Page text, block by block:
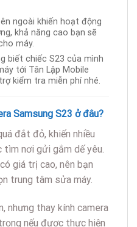
ngoài khiến hoạt động
khả năng cao bạn sẽ
máy.
biết chiếc S23 của mình
tới Tân Lập Mobile
kiểm tra miễn phí nhé.
Samsung S23 ở đâu?
đắt đỏ, khiến nhiều
nơi gửi gắm dế yêu.
giá trị cao, nên bạn
trung tâm sửa máy.
nhưng thay kính camera
nếu được thực hiện